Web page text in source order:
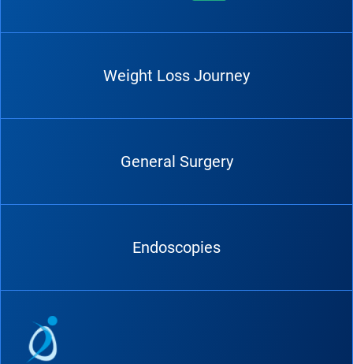
Weight Loss Journey
General Surgery
Endoscopies